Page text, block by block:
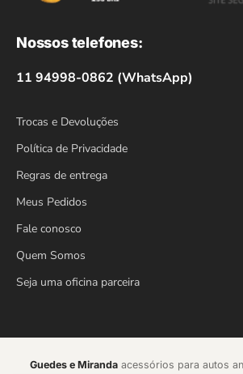
Nossos telefones:
11 94998-0862 (WhatsApp)
Trocas e Devoluções
Política de Privacidade
Regras de entrega
Meus Pedidos
Fale conosco
Quem Somos
Seja uma oficina parceira
Guedes e Mirandaacessórios para autos